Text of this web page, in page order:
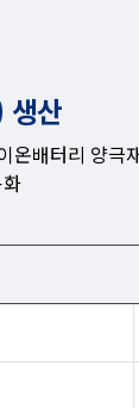
생산
온배터리 양극